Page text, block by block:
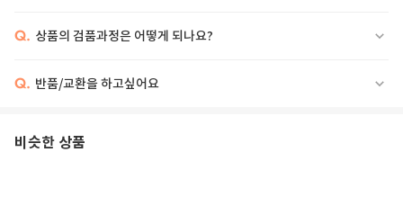
Q. 상품의 검품과정은 어떻게 되나요?
Q. 반품/교환을 하고싶어요
비슷한 상품